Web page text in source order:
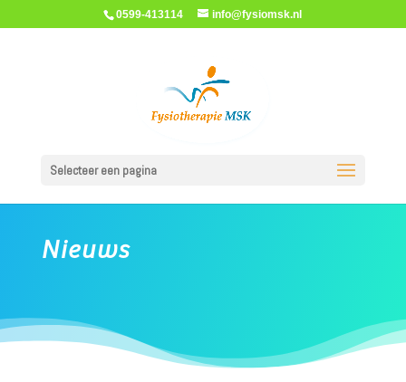
0599-413114 info@fysiomsk.nl
Selecteer een pagina
Nieuws